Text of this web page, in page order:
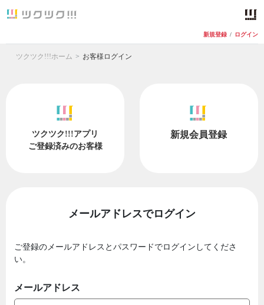
新規登録 / ログイン
ツクツク!!!ホーム お客様ログイン
ツクツク!!!アプリ
ご登録済みのお客様
新規会員登録
メールアドレスでログイン
ご登録のメールアドレスとパスワードでログインしてくださ
い。
メールアドレス